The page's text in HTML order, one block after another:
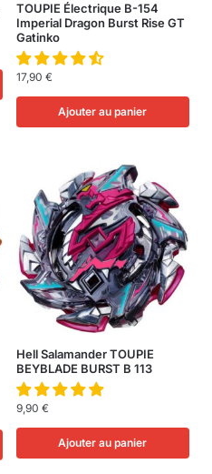
TOUPIE Électrique B-154
Imperial Dragon Burst Rise GT
Gatinko
17,90 €
Ajouter au panier
Hell Salamander TOUPIE
BEYBLADE BURST B 113
9,90 €
Ajouter au panier